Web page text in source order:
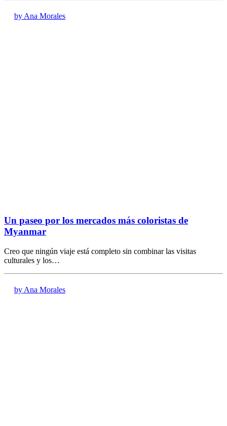
by Ana Morales
Un paseo por los mercados más coloristas de
Myanmar
Creo que ningún viaje está completo sin combinar las visitas
culturales y los…
by Ana Morales